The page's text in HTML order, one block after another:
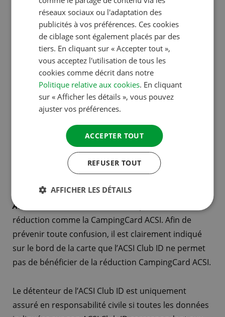
pour ses compagnons de voyage et lui-même
(jusqu’à maximum 11 personnes). Vous êtes donc
ainsi certain que les dommages occasionnés
dans votre camping par les campeurs qui
disposent de l’ACSI Club ID seront couverts par
l’assurance.
Les campings acceptant l’ACSI Club ID sont
indiqués par une icône sur les sites internet
recherche spécifique pour trouver ces campings.
Votre camping est ainsi encore plus facile à
trouver sur notre site fort fréquenté.
Attention :
réduction comme la CampingCard ACSI. Afin de
prévenir toute confusion, il est clairement indiqué
sur le bord de la carte que l’ACSI Club ID ne permet
pas de bénéficier de la réduction CampingCard ACSI.
Le détenteur de l’ACSI Club ID est uniquement
assuré en responsabilité civile si toutes les données
DANISH
réseaux sociaux ou l'adaptation des
publicités à vos préférences. Ces cookies
de ciblage sont également placés par des
tiers. En cliquant sur « Accepter tout »,
vous acceptez l'utilisation de tous les
cookies comme décrit dans notre
Politique relative aux cookies. En cliquant
sur « Afficher les détails », vous pouvez
ajuster vos préférences.
ACCEPTER TOUT
REFUSER TOUT
AFFICHER LES DÉTAILS